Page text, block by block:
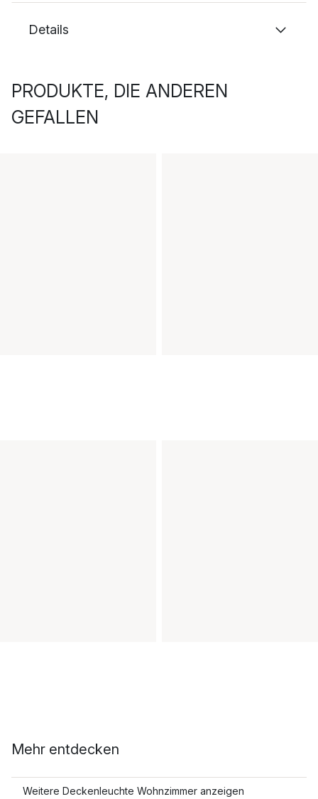
Details
PRODUKTE, DIE ANDEREN
GEFALLEN
Mehr entdecken
Weitere Deckenleuchte Wohnzimmer anzeigen